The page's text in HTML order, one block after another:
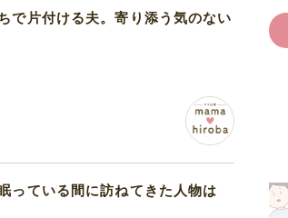
で片付ける夫。寄り添う気のない
っている間に訪ねてきた人物は